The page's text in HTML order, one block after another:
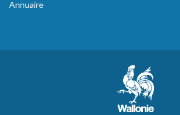
Annuaire